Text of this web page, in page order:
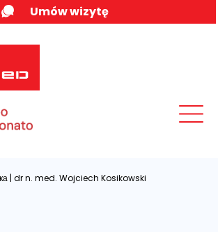
Umów wizytę
| dr n. med. Wojciech Kosikowski